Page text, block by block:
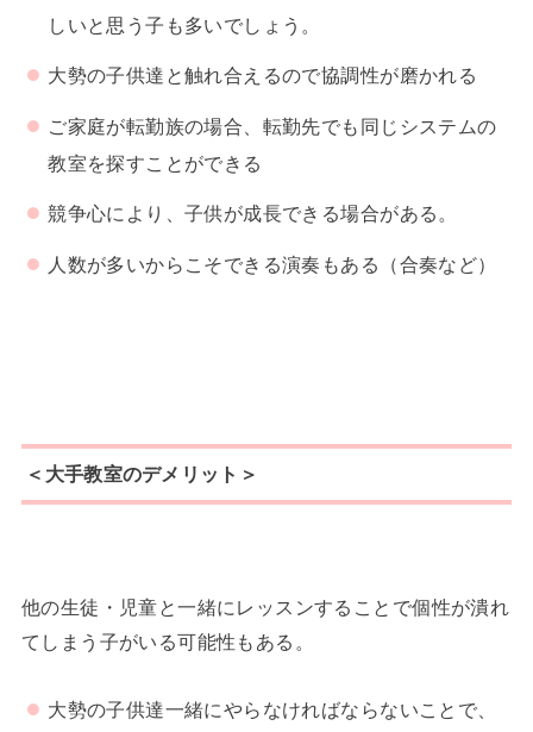
しいと思う子も多いでしょう。
大勢の子供達と触れ合えるので協調性が磨かれる
ご家庭が転勤族の場合、転勤先でも同じシステムの
教室を探すことができる
競争心により、子供が成長できる場合がある。
人数が多いからこそできる演奏もある（合奏など）
＜大手教室のデメリット＞
他の生徒・児童と一緒にレッスンすることで個性が潰れ
てしまう子がいる可能性もある。
大勢の子供達一緒にやらなければならないことで、